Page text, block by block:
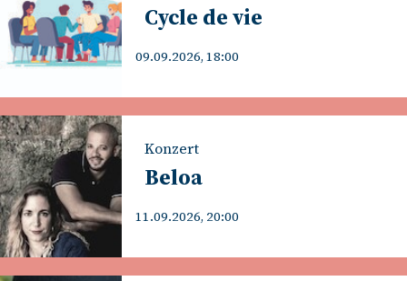
Cycle de vie
09.09.2026, 18:00
Konzert
Beloa
11.09.2026, 20:00